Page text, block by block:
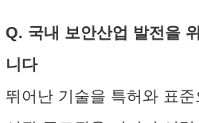
Q. 국내 보안산업 발전을
니다
뛰어난 기술을 특허와 표